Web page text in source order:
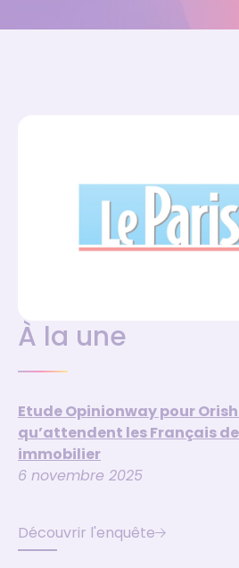
À la une
Etude Opinionway pour
qu’attendent les Français
immobilier
6 novembre 2025
Découvrir l'enquête